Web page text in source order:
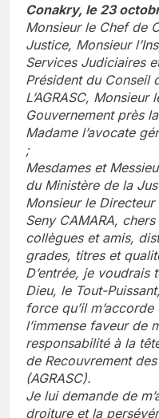
Conakry, le 23
Monsieur le Chef de
Justice, Monsieur
Services Judiciaires
Président du Conseil
L’AGRASC,
Gouvernement près
Madame l’avocate
;
Mesdames et
du Ministère de la
Monsieur le
Seny CAMARA,
collègues et amis,
grades, titres et
D’entrée, je voudrais
Dieu, le Tout-
force qu’il
l’immense faveur de
responsabilité à la
de Recouvrement
(AGRASC).
Je lui demande de
droiture et la